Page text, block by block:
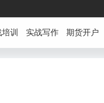
训 实战写作 期货开户